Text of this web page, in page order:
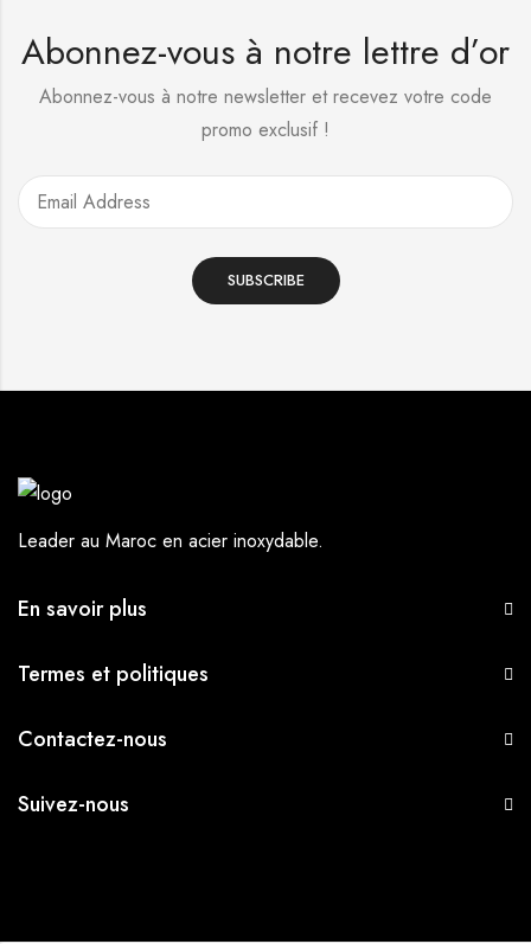
Abonnez-vous à notre lettre d’or
Abonnez-vous à notre newsletter et recevez votre code
promo exclusif !
Leader au Maroc en acier inoxydable.
En savoir plus
Termes et politiques
Contactez-nous
Suivez-nous